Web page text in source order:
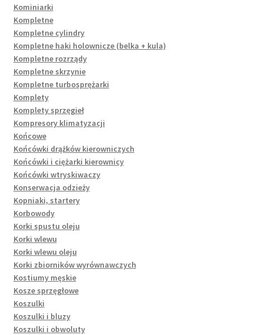
Kominiarki
Kompletne
Kompletne cylindry
Kompletne haki holownicze (belka + kula)
Kompletne rozrządy
Kompletne skrzynie
Kompletne turbosprężarki
Komplety
Komplety sprzęgieł
Kompresory klimatyzacji
Końcowe
Końcówki drążków kierowniczych
Końcówki i ciężarki kierownicy
Końcówki wtryskiwaczy
Konserwacja odzieży
Kopniaki, startery
Korbowody
Korki spustu oleju
Korki wlewu
Korki wlewu oleju
Korki zbiorników wyrównawczych
Kostiumy męskie
Kosze sprzęgłowe
Koszulki
Koszulki i bluzy
Koszulki i obwoluty